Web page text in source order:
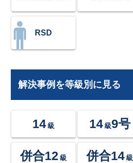
RSD
解決事例を等級別に見る
14 級 14級9号
併合12 級 併合14 級